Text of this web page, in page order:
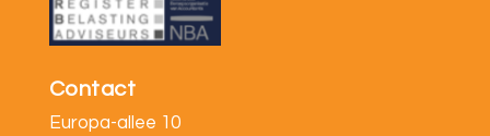
Contact
Europa-allee 10